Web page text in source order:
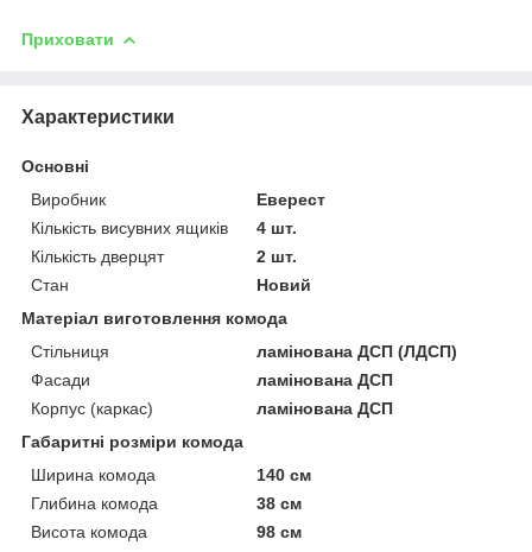
Приховати
Характеристики
Основні
Виробник
Еверест
Кількість висувних ящиків
4 шт.
Кількість дверцят
2 шт.
Стан
Новий
Матеріал виготовлення комода
Стільниця
ламінована ДСП (ЛДСП)
Фасади
ламінована ДСП
Корпус (каркас)
ламінована ДСП
Габаритні розміри комода
Ширина комода
140 см
Глибина комода
38 см
Висота комода
98 см